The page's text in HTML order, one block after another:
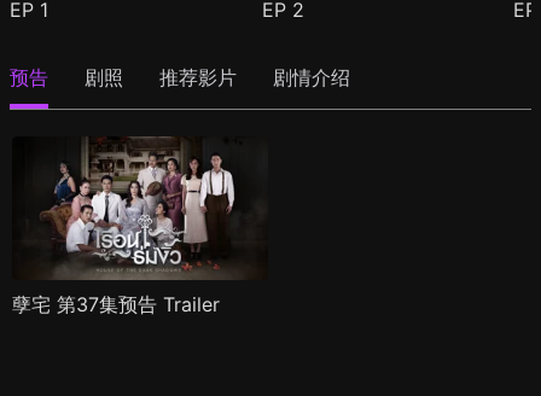
EP 1 EP 2
预告 剧照 推荐影片 剧情介绍
孽宅 第37集预告 Trailer